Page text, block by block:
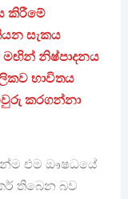
කිරීමේ
සැකය
මඟින් නිෂ්පාදනය
භාවිතය
කරගන්නා
එම ඖෂධයේ
තිබෙන බව